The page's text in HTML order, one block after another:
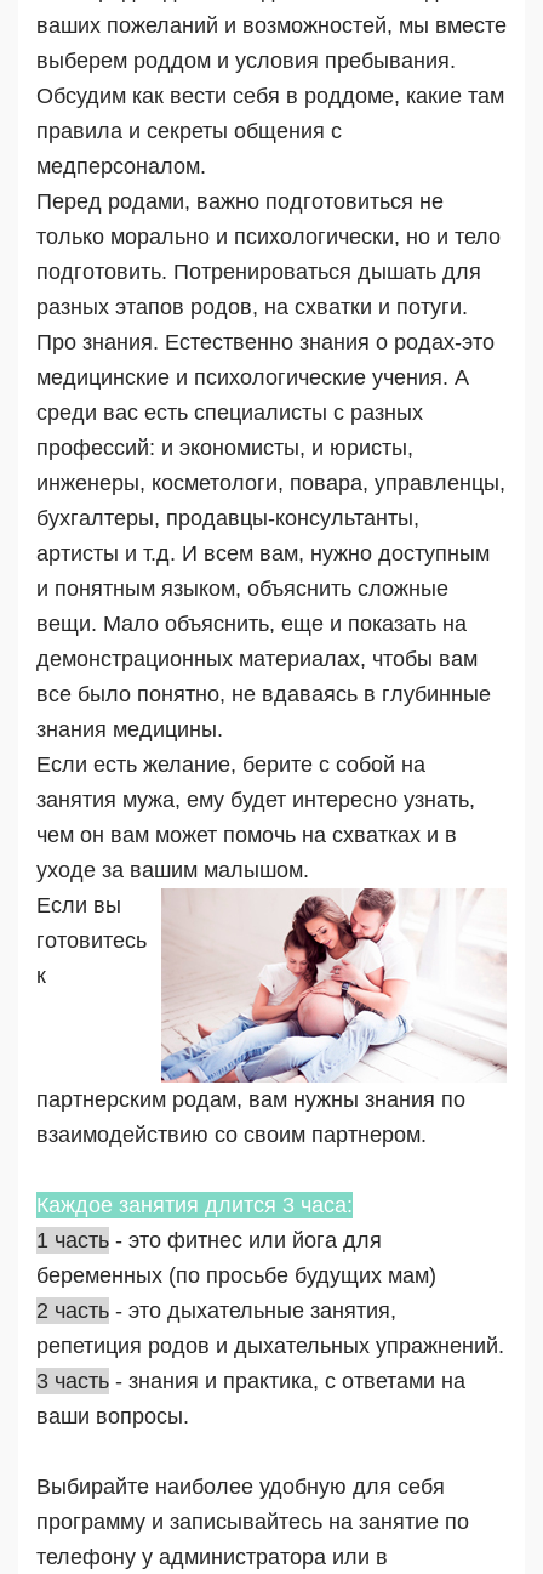
ваших пожеланий и возможностей, мы вместе
выберем роддом и условия пребывания.
Обсудим как вести себя в роддоме, какие там
правила и секреты общения с
медперсоналом.
Перед родами, важно подготовиться не
только морально и психологически, но и тело
подготовить. Потренироваться дышать для
разных этапов родов, на схватки и потуги.
Про знания. Естественно знания о родах-это
медицинские и психологические учения. А
среди вас есть специалисты с разных
профессий: и экономисты, и юристы,
инженеры, косметологи, повара, управленцы,
бухгалтеры, продавцы-консультанты,
артисты и т.д. И всем вам, нужно доступным
и понятным языком, объяснить сложные
вещи. Мало объяснить, еще и показать на
демонстрационных материалах, чтобы вам
все было понятно, не вдаваясь в глубинные
знания медицины.
Если есть желание, берите с собой на
занятия мужа, ему будет интересно узнать,
чем он вам может помочь на схватках и в
уходе за вашим малышом.
Если вы
готовитесь
к
партнерским родам, вам нужны знания по
взаимодействию со своим партнером.
Каждое занятия длится 3 часа:
1 часть - это фитнес или йога для
беременных (по просьбе будущих мам)
2 часть - это дыхательные занятия,
репетиция родов и дыхательных упражнений.
3 часть - знания и практика, с ответами на
ваши вопросы.
Выбирайте наиболее удобную для себя
программу и записывайтесь на занятие по
телефону у администратора или в